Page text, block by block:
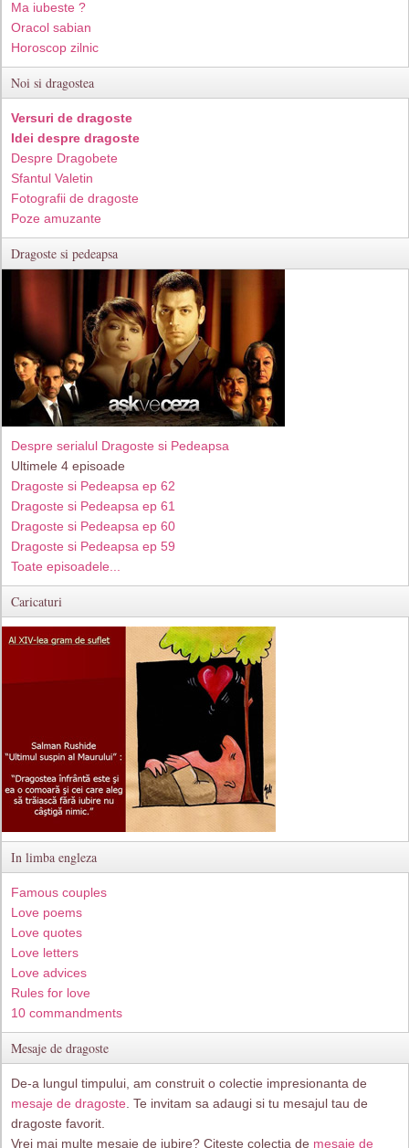
Ma iubeste ?
Oracol sabian
Horoscop zilnic
Noi si dragostea
Versuri de dragoste
Idei despre dragoste
Despre Dragobete
Sfantul Valetin
Fotografii de dragoste
Poze amuzante
Dragoste si pedeapsa
Despre serialul Dragoste si Pedeapsa
Ultimele 4 episoade
Dragoste si Pedeapsa ep 62
Dragoste si Pedeapsa ep 61
Dragoste si Pedeapsa ep 60
Dragoste si Pedeapsa ep 59
Toate episoadele...
Caricaturi
In limba engleza
Famous couples
Love poems
Love quotes
Love letters
Love advices
Rules for love
10 commandments
Mesaje de dragoste
De-a lungul timpului, am construit o colectie impresionanta de
mesaje de dragoste . Te invitam sa adaugi si tu mesajul tau de
dragoste favorit.
Vrei mai multe mesaje de iubire? Citeste colectia de mesaje de